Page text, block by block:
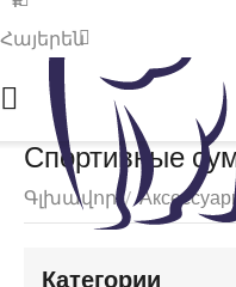
Հայերեն
Спортивные
Գլխավոր / Аксессуары
Категории